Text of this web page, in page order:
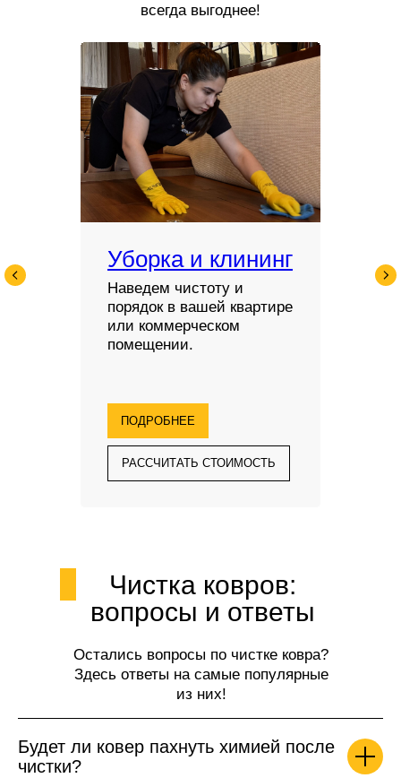
всегда выгоднее!
Уборка и клининг
Наведем чистоту и
порядок в вашей квартире
или коммерческом
помещении.
ПОДРОБНЕЕ
РАССЧИТАТЬ СТОИМОСТЬ
Чистка ковров:
вопросы и ответы
Остались вопросы по чистке ковра?
Здесь ответы на самые популярные
из них!
Будет ли ковер пахнуть химией после
чистки?